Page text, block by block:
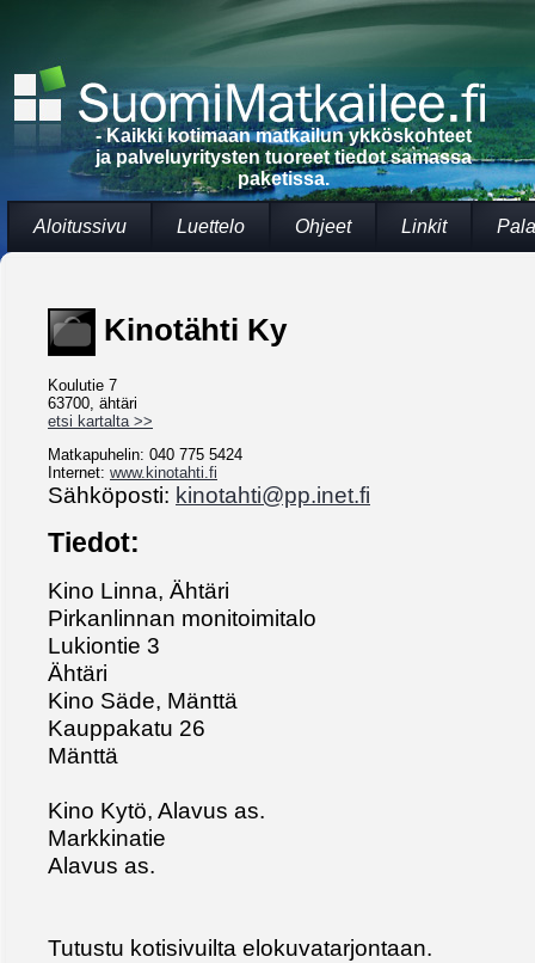
- Kaikki kotimaan matkailun ykköskohteet
ja palveluyritysten tuoreet tiedot samassa
paketissa.
Aloitussivu Luettelo Ohjeet Linkit
Kinotähti Ky
Koulutie 7
63700, ähtäri
etsi kartalta >>
Matkapuhelin: 040 775 5424
Internet: www.kinotahti.fi
Sähköposti: kinotahti@pp.inet.fi
Tiedot:
Kino Linna, Ähtäri
Pirkanlinnan monitoimitalo
Lukiontie 3
Ähtäri
Kino Säde, Mänttä
Kauppakatu 26
Mänttä
Kino Kytö, Alavus as.
Markkinatie
Alavus as.
Tutustu kotisivuilta elokuvatarjontaan.